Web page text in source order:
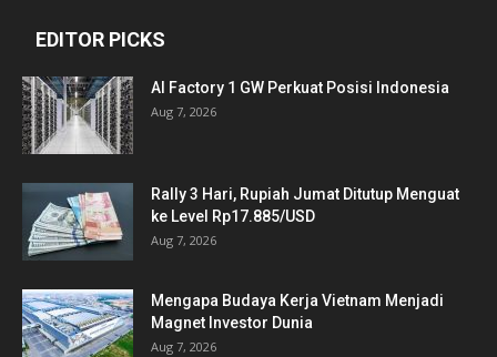
EDITOR PICKS
AI Factory 1 GW Perkuat Posisi Indonesia
Aug 7, 2026
Rally 3 Hari, Rupiah Jumat Ditutup Menguat
ke Level Rp17.885/USD
Aug 7, 2026
Mengapa Budaya Kerja Vietnam Menjadi
Magnet Investor Dunia
Aug 7, 2026